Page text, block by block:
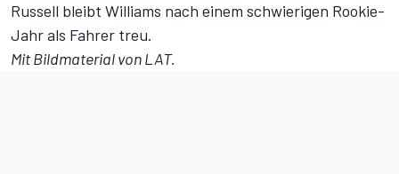
Russell bleibt Williams nach einem schwierigen Rookie-
Jahr als Fahrer treu.
Mit Bildmaterial von LAT.